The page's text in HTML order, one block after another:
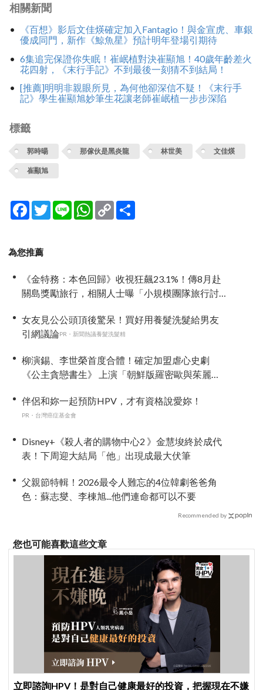
相關新聞
《百想》影后文佳煐確定加入Fantagio！與金宣虎、車銀
優成同門，新作《鯨魚星》預計明年登場引期待
6集追完保證你失眠！崔岷植對決崔顯旭！40歲年齡差火
花四射，《末行手記》不到最後一刻猜不到結局！
[推薦]明明非親眼所見，為何他卻深信不疑！《末行手
記》學生崔顯旭妙筆生花讓老師崔岷植一步步深陷
標籤
郭時暘 那傢伙是黑炎龍 林世美 文佳煐
崔顯旭
Facebook
TwitterLine WhatsApp
Copy
Link
為您推薦
《金特務：本色回歸》收視狂飆23.1%！傳8月赴
關島獎勵旅行，相關人士曝「小規模團隊旅行討
女友見公公頭頂後驚呆！買好用養髮洗髮給男友
引網議論PR・新聞熱議養髮洗髮精
柳演錫、李世榮首度合體！確定加盟虐心史劇
《公主貪戀書生》 上演「朝鮮版羅密歐與茱麗
伴侶和妳一起預防HPV，才有資格說愛妳！
PR・台灣癌症基金會
Disney+《殺人者的購物中心2 》金慧埈終於成代
表！下周迎大結局「他」出現成最大伏筆
父親節特輯！2026最令人難忘的4位韓劇爸爸角
色：蘇志燮、李棟旭...他們連命都可以不要
Recommended by
您也可能喜歡這些文章
立即諮詢HPV！是對自己健康最好的投資，把握現在不嫌